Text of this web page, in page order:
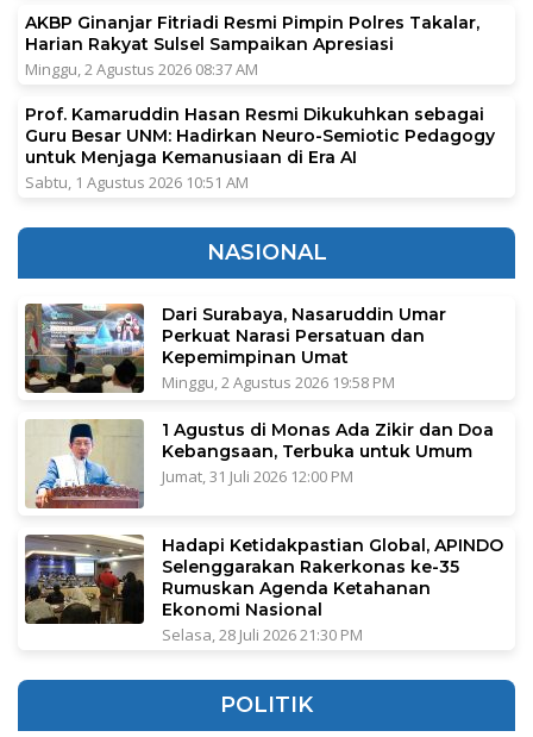
AKBP Ginanjar Fitriadi Resmi Pimpin Polres Takalar,
Harian Rakyat Sulsel Sampaikan Apresiasi
Minggu, 2 Agustus 2026 08:37 AM
Prof. Kamaruddin Hasan Resmi Dikukuhkan sebagai
Guru Besar UNM: Hadirkan Neuro-Semiotic Pedagogy
untuk Menjaga Kemanusiaan di Era AI
Sabtu, 1 Agustus 2026 10:51 AM
NASIONAL
Dari Surabaya, Nasaruddin Umar
Perkuat Narasi Persatuan dan
Kepemimpinan Umat
Minggu, 2 Agustus 2026 19:58 PM
1 Agustus di Monas Ada Zikir dan Doa
Kebangsaan, Terbuka untuk Umum
Jumat, 31 Juli 2026 12:00 PM
Hadapi Ketidakpastian Global, APINDO
Selenggarakan Rakerkonas ke-35
Rumuskan Agenda Ketahanan
Ekonomi Nasional
Selasa, 28 Juli 2026 21:30 PM
POLITIK